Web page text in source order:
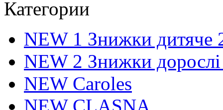
Категории
NEW 1 Знижки дитяче
NEW 2 Знижки
NEW Caroles